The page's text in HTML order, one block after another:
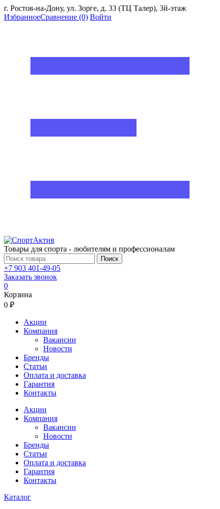
г. Ростов-на-Дону, ул. Зорге, д. 33 (ТЦ Талер), 3й-этаж
ИзбранноеСравнение (0) Войти
Товары для спорта - любителям и профессионалам
Поиск
+7 903 401-49-05
Заказать звонок
0
Корзина
0 ₽
Акции
Компания
Вакансии
Новости
Бренды
Статьи
Оплата и доставка
Гарантия
Контакты
Акции
Компания
Вакансии
Новости
Бренды
Статьи
Оплата и доставка
Гарантия
Контакты
Каталог